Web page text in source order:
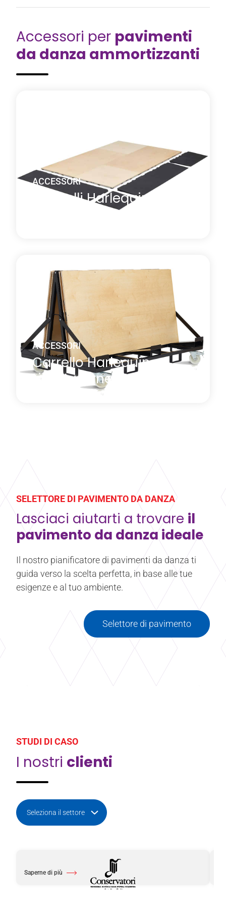
Accessori per pavimenti
da danza ammortizzanti
ACCESSORI
Pannelli Harlequin
Il sistema di pannelli per pavimenti ammortizzati
Harlequin Liberty è dotato di una gamma di
accessori che completano il pavimento sia dal
punto di vista pratico che estetico.
Saperne di più
Di Pannelli Harlequin Liberty
ACCESSORI
Carrello Harlequin
Liberty Panel
pannelli per pavimenti ammortizzati Harlequin
Liberty, i profili di finitura e le rampe.
Saperne di più
Di Carrello Harlequin Liberty Panel
SELETTORE DI PAVIMENTO DA DANZA
Lasciaci aiutarti a trovare il
pavimento da danza ideale
Il nostro pianificatore di pavimenti da danza ti
guida verso la scelta perfetta, in base alle tue
esigenze e al tuo ambiente.
Selettore di pavimento
STUDI DI CASO
I nostri clienti
Saperne di più
Di Professional Conservatory of Music and Dance of Ibiza and Formentera